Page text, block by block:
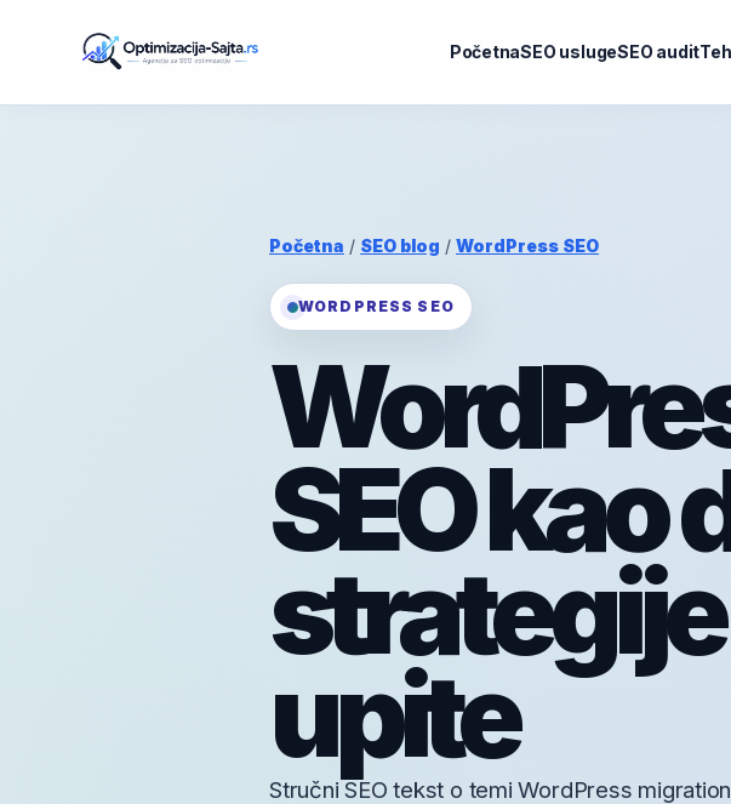
PočetnaSEO uslugeSEO audit
Početna / SEO blog / WordPress SEO
WORDPRESS SEO
SEO kao
upite
Stručni SEO tekst o temi WordPress